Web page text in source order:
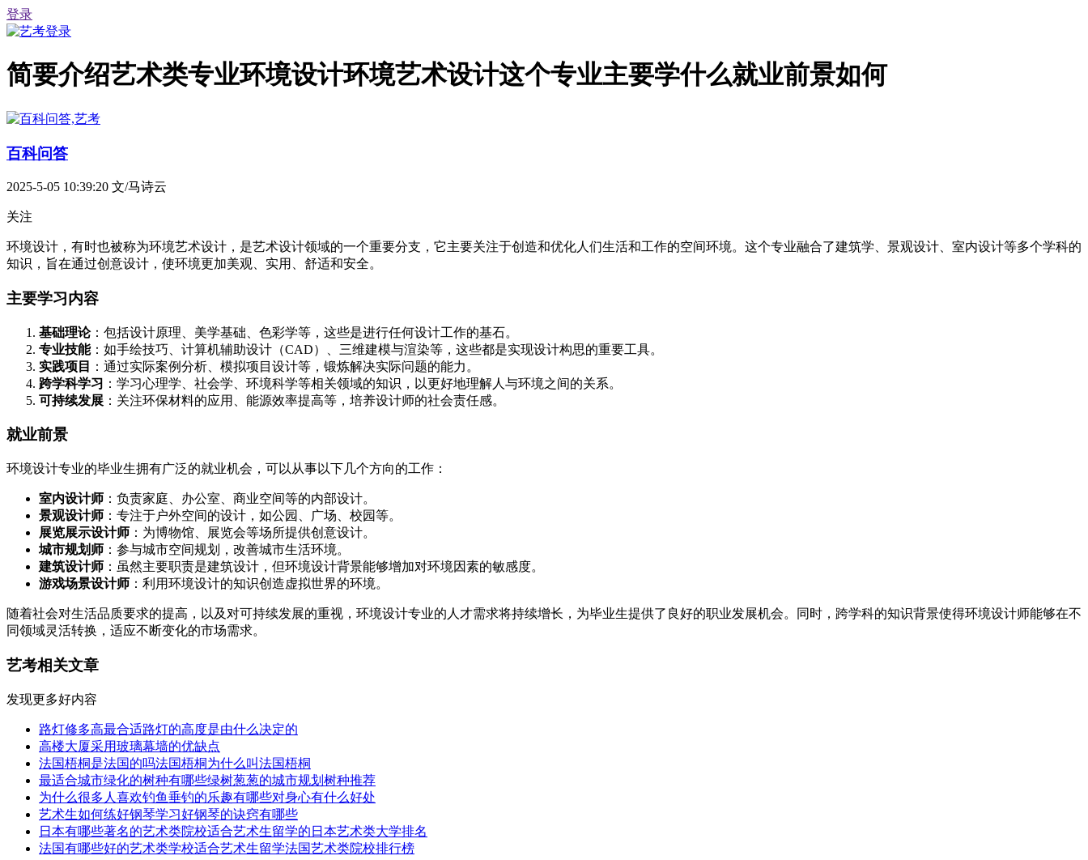
登录
简要介绍艺术类专业环境设计环境艺术设计这个专业主要学什么就业前景如何
百科问答
2025-5-05 10:39:20 文/马诗云
关注
环境设计，有时也被称为环境艺术设计，是艺术设计领域的一个重要分支，它主要关注于创造和优化人们生活和工作的空间环境。这个专业融合了建筑学、景观设计、室内设计等多个学科的
知识，旨在通过创意设计，使环境更加美观、实用、舒适和安全。
主要学习内容
基础理论：包括设计原理、美学基础、色彩学等，这些是进行任何设计工作的基石。
专业技能：如手绘技巧、计算机辅助设计（CAD）、三维建模与渲染等，这些都是实现设计构思的重要工具。
实践项目
：通过实际案例分析、模拟项目设计等，锻炼解决实际问题的能力。
跨学科学习 ：学习心理学、社会学、环境科学等相关领域的知识，以更好地理解人与环境之间的关系。
可持续发展 ：关注环保材料的应用、能源效率提高等，培养设计师的社会责任感。
就业前景
环境设计专业的毕业生拥有广泛的就业机会，可以从事以下几个方向的工作：
室内设计师 ：负责家庭、办公室、商业空间等的内部设计。
景观设计师 ：专注于户外空间的设计，如公园、广场、校园等。
展览展示设计师 ：为博物馆、展览会等场所提供创意设计。
城市规划师 ：参与城市空间规划，改善城市生活环境。
建筑设计师 ：虽然主要职责是建筑设计，但环境设计背景能够增加对环境因素的敏感度。
游戏场景设计师 ：利用环境设计的知识创造虚拟世界的环境。
随着社会对生活品质要求的提高，以及对可持续发展的重视，环境设计专业的人才需求将持续增长，为毕业生提供了良好的职业发展机会。同时，跨学科的知识背景使得环境设计师能够在不
同领域灵活转换，适应不断变化的市场需求。
艺考相关文章
发现更多好内容
路灯修多高最合适路灯的高度是由什么决定的
高楼大厦采用玻璃幕墙的优缺点
法国梧桐是法国的吗法国梧桐为什么叫法国梧桐
最适合城市绿化的树种有哪些绿树葱葱的城市规划树种推荐
为什么很多人喜欢钓鱼垂钓的乐趣有哪些对身心有什么好处
艺术生如何练好钢琴学习好钢琴的诀窍有哪些
日本有哪些著名的艺术类院校适合艺术生留学的日本艺术类大学排名
法国有哪些好的艺术类学校适合艺术生留学法国艺术类院校排行榜